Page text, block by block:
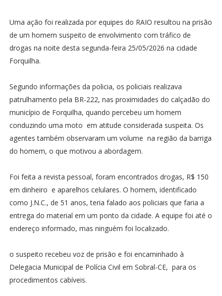
Uma ação foi realizada por equipes do RAIO resultou na prisão
de um homem suspeito de envolvimento com tráfico de
drogas na noite desta segunda-feira 25/05/2026 na cidade
Forquilha.
Segundo informações da policia, os policiais realizava
patrulhamento pela BR-222, nas proximidades do calçadão do
município de Forquilha, quando percebeu um homem
conduzindo uma moto em atitude considerada suspeita. Os
agentes também observaram um volume na região da barriga
do homem, o que motivou a abordagem.
Foi feita a revista pessoal, foram encontrados drogas, R$ 150
em dinheiro e aparelhos celulares. O homem, identificado
como J.N.C., de 51 anos, teria falado aos policiais que faria a
entrega do material em um ponto da cidade. A equipe foi até o
endereço informado, mas ninguém foi localizado.
o suspeito recebeu voz de prisão e foi encaminhado à
Delegacia Municipal de Polícia Civil em Sobral-CE, para os
procedimentos cabíveis.